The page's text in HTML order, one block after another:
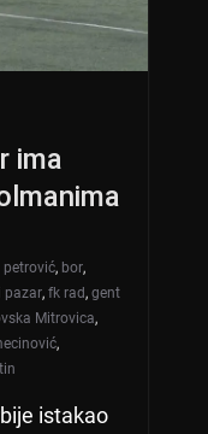
ima
petrović, bor,
pazar, fk rad, gent
Mitrovica,
,
istakao